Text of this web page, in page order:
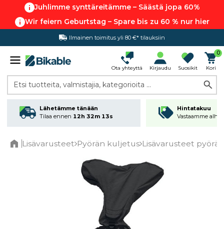
Juhlimme synttäreitämme – Säästä jopa 60%
Wir feiern Geburtstag – Spare bis zu 60 % nur hier
Ota yhteyttä Kirjaudu Suosikit
0
Kori
Etsi tuotteita, valmistajia, kategorioita ...
Lähetämme tänään
Tilaa ennen 12h 32m 12s
Hintatakuu
Vastaamme
Lisävarusteet Pyörän kuljetus Lisävarusteet